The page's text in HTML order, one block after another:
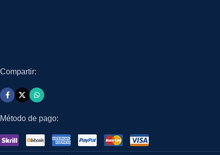
Compartir:
Método de pago: